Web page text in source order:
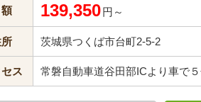
額 139,350円～
茨城県つくば市台町2-5-2
ス 常磐自動車道谷田部ICより車で